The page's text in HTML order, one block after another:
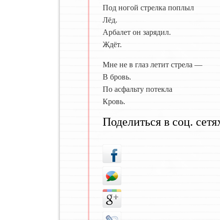
Под ногой стрелка поплыл
Лёд.
Арбалет он зарядил.
Ждёт.
Мне не в глаз летит стрела —
В бровь.
По асфальту потекла
Кровь.
Поделиться в соц.